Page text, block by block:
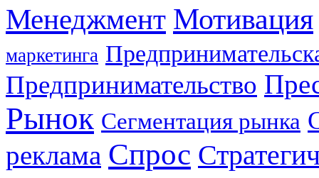
Менеджмент Мотивация
маркетинга
Предпринимательство
Рынок Сегментация рынка
реклама Спрос